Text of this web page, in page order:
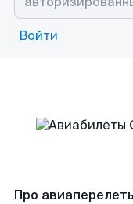
Войти
Про